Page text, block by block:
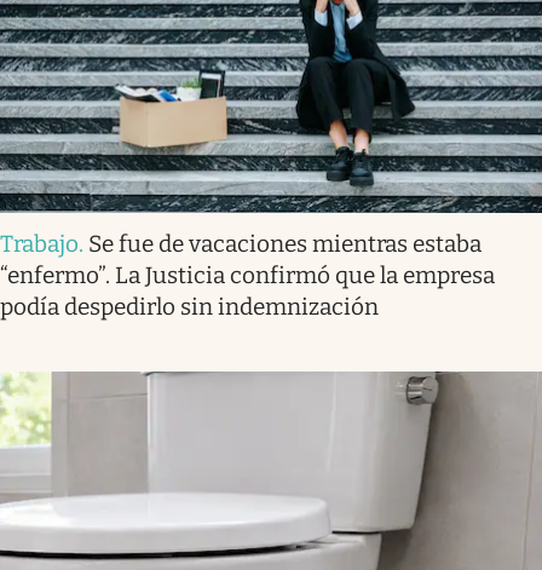
Trabajo. Se fue de vacaciones mientras estaba
“enfermo”. La Justicia confirmó que la empresa
podía despedirlo sin indemnización